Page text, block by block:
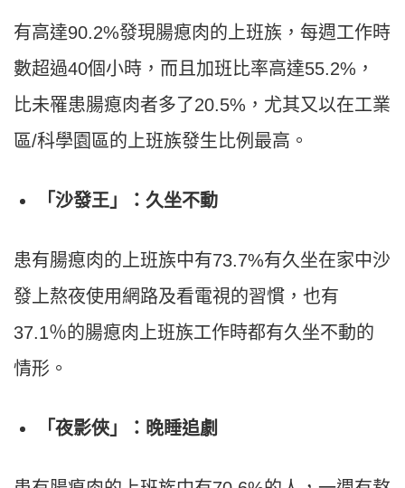
有高達90.2%發現腸瘜肉的上班族，每週工作時
數超過40個小時，而且加班比率高達55.2%，
比未罹患腸瘜肉者多了20.5%，尤其又以在工業
區/科學園區的上班族發生比例最高。
「沙發王」：久坐不動
患有腸瘜肉的上班族中有73.7%有久坐在家中沙
發上熬夜使用網路及看電視的習慣，也有
37.1％的腸瘜肉上班族工作時都有久坐不動的
情形。
「夜影俠」：晚睡追劇